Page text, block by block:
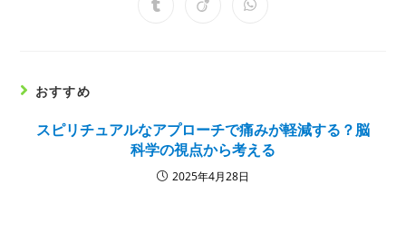
おすすめ
スピリチュアルなアプローチで痛みが軽減する？脳
科学の視点から考える
2025年4月28日